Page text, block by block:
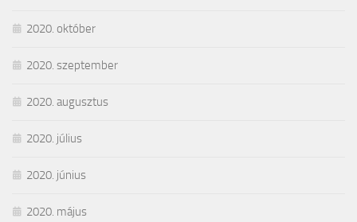
2020. október
2020. szeptember
2020. augusztus
2020. július
2020. június
2020. május